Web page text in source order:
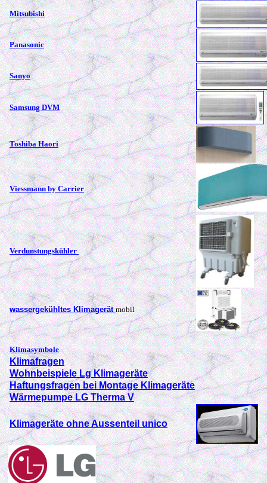
Mitsubishi
Panasonic
Sanyo
Samsung DVM
Toshiba Haori
Viessmann by Carrier
Verdunstungskühler
wassergekühltes Klimagerätmobil
Klimasymbole
Klimafragen
Wohnbeispiele Lg Klimageräte
Haftungsfragen bei Montage Klimageräte
Wärmepumpe LG Therma V
Klimageräte ohne Aussenteil unico